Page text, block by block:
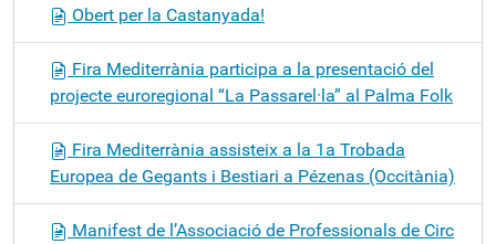
Obert per la Castanyada!
Fira Mediterrània participa a la presentació del
projecte euroregional “La Passarel·la” al Palma Folk
Fira Mediterrània assisteix a la 1a Trobada
Europea de Gegants i Bestiari a Pézenas (Occitània)
Manifest de l’Associació de Professionals de Circ